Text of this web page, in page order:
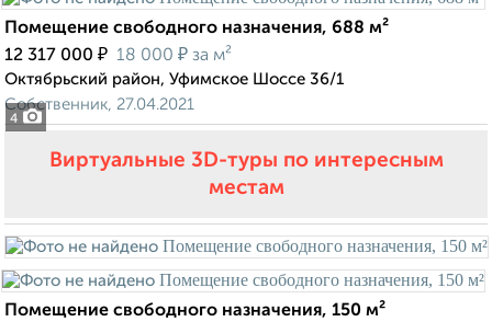
4
Помещение свободного назначения, 688 м²
12 317 000 ₽ 18 000 ₽ за м²
Октябрьский район, Уфимское Шоссе 36/1
Собственник, 27.04.2021
Виртуальные 3D-туры по интересным
местам
Помещение свободного назначения, 150 м²